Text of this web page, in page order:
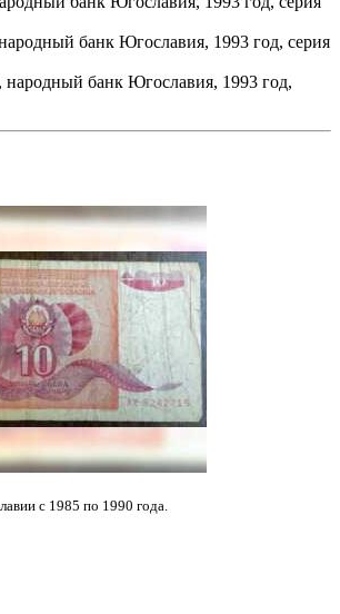
банк Югославия, 1993 год, серия
народный банк Югославия, 1993 год,
с 1985 по 1990 года.